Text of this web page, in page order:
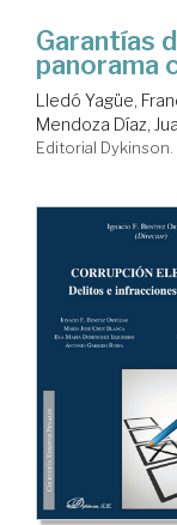
Garantías
panorama
Lledó Yagüe,
Mendoza Díaz,
Editorial